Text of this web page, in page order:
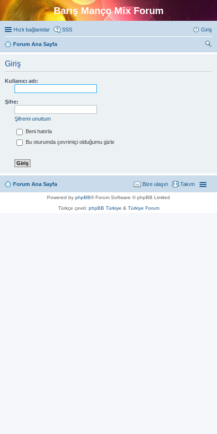
Barış Manço Mix Forum
Hızlı bağlantılar SSS Giriş
Forum Ana Sayfa
Giriş
Kullanıcı adı:
Şifre:
Şifremi unuttum
Beni hatırla
Bu oturumda çevrimiçi olduğumu gizle
Forum Ana Sayfa Takım
Bize ulaşın
Powered by phpBB® Forum Software © phpBB Limited
Türkçe çeviri: phpBB Türkiye & Türkiye Forum